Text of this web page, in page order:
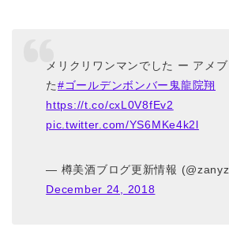
メリクリワンマンでした ー アメ
た#ゴールデンボンバー鬼龍院翔
https://t.co/cxL0V8fEv2
pic.twitter.com/YS6MKe4k2l
— 樽美酒ブログ更新情報
December 24, 2018